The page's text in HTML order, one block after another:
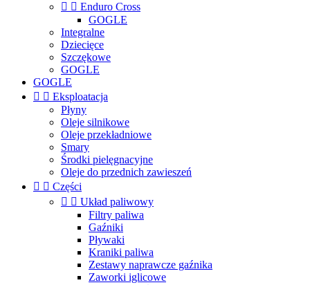
  Enduro Cross
GOGLE
Integralne
Dziecięce
Szczękowe
GOGLE
GOGLE
  Eksploatacja
Płyny
Oleje silnikowe
Oleje przekładniowe
Smary
Środki pielęgnacyjne
Oleje do przednich zawieszeń
  Części
  Układ paliwowy
Filtry paliwa
Gaźniki
Pływaki
Kraniki paliwa
Zestawy naprawcze gaźnika
Zaworki iglicowe